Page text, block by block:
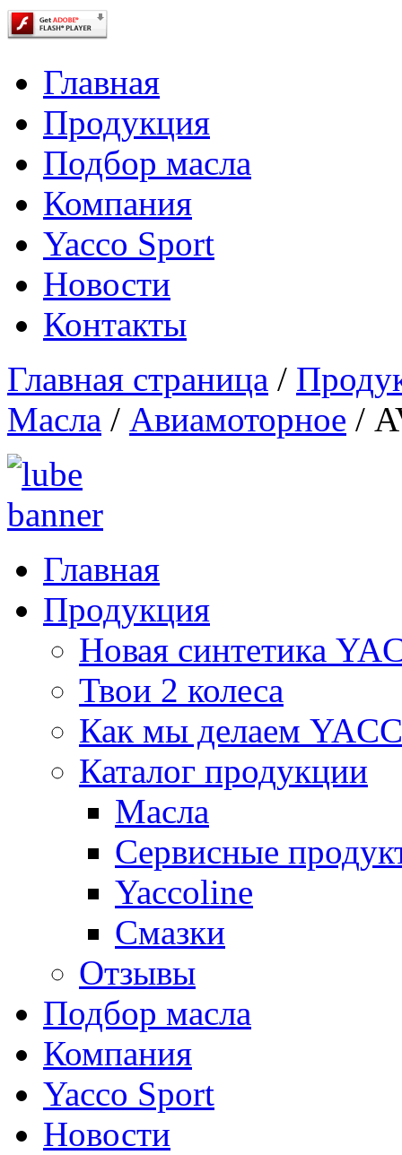
Главная
Продукция
Подбор масла
Компания
Yacco Sport
Новости
Контакты
Главная страница /
Масла / Авиамоторное /
Главная
Продукция
Новая синтетика
Твои 2 колеса
Как мы делаем
Каталог продукции
Масла
Сервисные
Yaccoline
Смазки
Отзывы
Подбор масла
Компания
Yacco Sport
Новости